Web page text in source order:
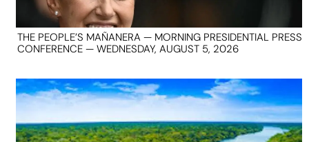
THE PEOPLE’S MAÑANERA — MORNING PRESIDENTIAL PRESS
CONFERENCE — WEDNESDAY, AUGUST 5, 2026